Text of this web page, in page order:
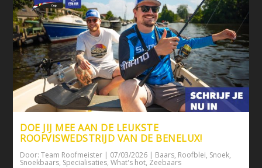
DOE JIJ MEE AAN DE LEUKSTE
ROOFVISWEDSTRIJD VAN DE BENELUX!
Door:Team Roofmeister | 07/03/2026 | Baars, Roofblei, Snoek,
Snoekbaars, Specialisaties,What's hot, Zeebaars